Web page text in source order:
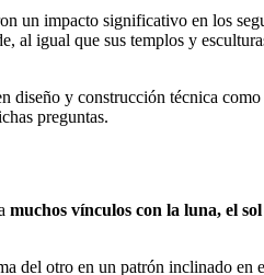
un impacto significativo en los
al igual que sus templos y
diseño y construcción técnica
preguntas.
muchos vínculos con la luna, el
del otro en un patrón inclinado en